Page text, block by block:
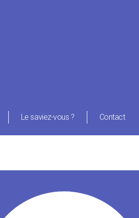
Le saviez-vous ? Contact